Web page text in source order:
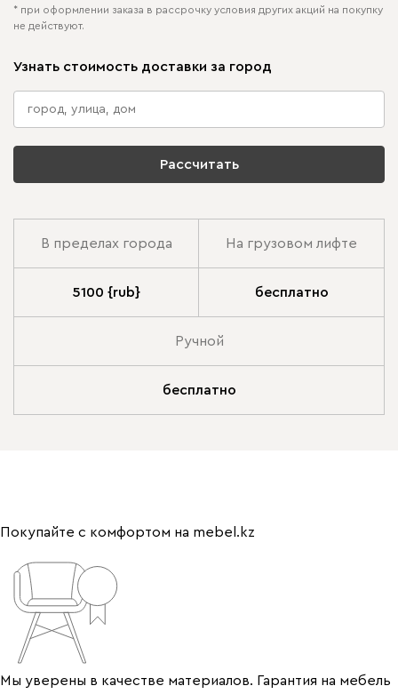
* при оформлении заказа в рассрочку условия других акций на покупку
не действуют.
Узнать стоимость доставки за город
Рассчитать
В пределах города На грузовом лифте
5100 {rub} бесплатно
Ручной
бесплатно
Покупайте с комфортом на mebel.kz
Мы уверены в качестве материалов. Гарантия на мебель